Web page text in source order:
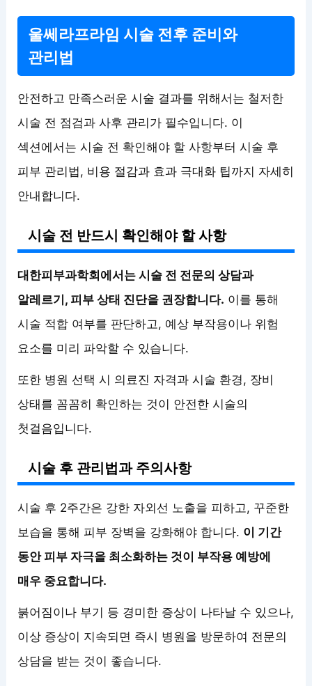
울쎄라프라임 시술 전후 준비와
관리법
안전하고 만족스러운 시술 결과를 위해서는 철저한
시술 전 점검과 사후 관리가 필수입니다. 이
섹션에서는 시술 전 확인해야 할 사항부터 시술 후
피부 관리법, 비용 절감과 효과 극대화 팁까지 자세히
안내합니다.
시술 전 반드시 확인해야 할 사항
대한피부과학회에서는 시술 전 전문의 상담과
알레르기, 피부 상태 진단을 권장합니다. 이를 통해
시술 적합 여부를 판단하고, 예상 부작용이나 위험
요소를 미리 파악할 수 있습니다.
또한 병원 선택 시 의료진 자격과 시술 환경, 장비
상태를 꼼꼼히 확인하는 것이 안전한 시술의
첫걸음입니다.
시술 후 관리법과 주의사항
시술 후 2주간은 강한 자외선 노출을 피하고, 꾸준한
보습을 통해 피부 장벽을 강화해야 합니다. 이 기간
동안 피부 자극을 최소화하는 것이 부작용 예방에
매우 중요합니다.
붉어짐이나 부기 등 경미한 증상이 나타날 수 있으나,
이상 증상이 지속되면 즉시 병원을 방문하여 전문의
상담을 받는 것이 좋습니다.